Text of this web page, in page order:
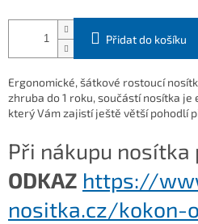
Přidat do košíku
Ergonomické, šátkové rostoucí
zhruba do 1 roku, součástí nosítka
který Vám zajistí ještě větší pohodlí
Při nákupu nosítka
ODKAZ https://
nositka.cz/kokon-